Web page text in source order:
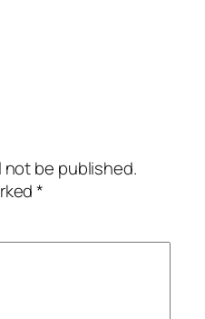
not be published.
*